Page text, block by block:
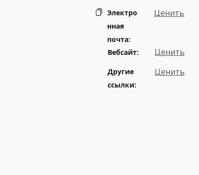
Электро
нная
почта:
Ценить
Другие
ссылки:
Ценить
Вебсайт: Ценить